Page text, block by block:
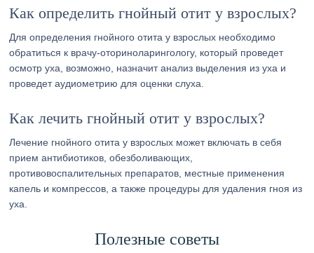
Как определить гнойный отит у взрослых?
Для определения гнойного отита у взрослых необходимо
обратиться к врачу-оториноларингологу, который проведет
осмотр уха, возможно, назначит анализ выделения из уха и
проведет аудиометрию для оценки слуха.
Как лечить гнойный отит у взрослых?
Лечение гнойного отита у взрослых может включать в себя
прием антибиотиков, обезболивающих,
противовоспалительных препаратов, местные применения
капель и компрессов, а также процедуры для удаления гноя из
уха.
Полезные советы